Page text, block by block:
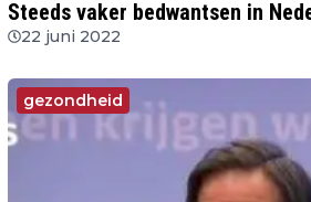
Steeds vaker bedwantsen in
22 juni 2022
gezondheid